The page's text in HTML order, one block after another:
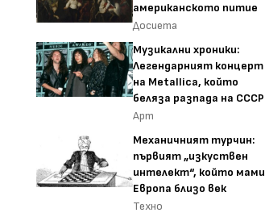
американското питие
Досиета
Музикални хроники:
Легендарният концерт
на Metallica, който
беляза разпада на СССР
Арт
Механичният турчин:
първият „изкуствен
интелект“, който мами
Европа близо век
Техно